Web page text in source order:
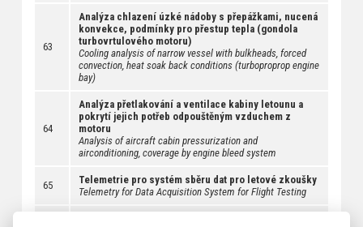
63
Analýza chlazení úzké nádoby s přepážkami, nucená
konvekce, podmínky pro přestup tepla (gondola
turbovrtulového motoru)
Cooling analysis of narrow vessel with bulkheads, forced
convection, heat soak back conditions (turboproprop engine
bay)
64
Analýza přetlakování a ventilace kabiny letounu a
pokrytí jejich potřeb odpouštěným vzduchem z
motoru
Analysis of aircraft cabin pressurization and
airconditioning, coverage by engine bleed system
65
Telemetrie pro systém sběru dat pro letové zkoušky
Telemetry for Data Acquisition System for Flight Testing